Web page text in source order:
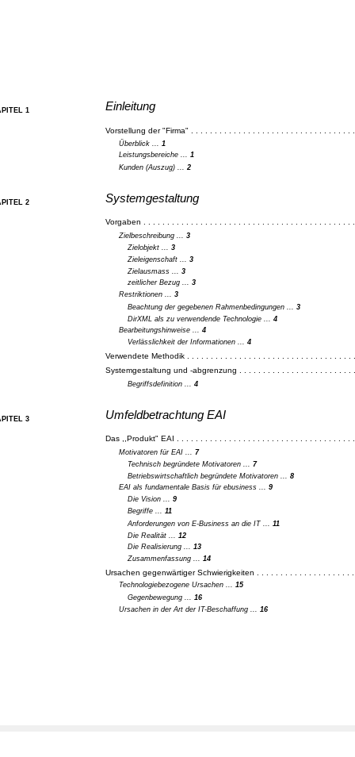
1 Einleitung
Vorstellung der "Firma" . . . . . . . . . . . . . . . . . . . . . . . . . . . . . . . . . .
Überblick ... 1
Leistungsbereiche ...1
Kunden (Auszug) ...2
2 Systemgestaltung
Vorgaben . . . . . . . . . . . . . . . . . . . . . . . . . . . . . . . . . . . . . . . . . . . .
Zielbeschreibung ...3
Zielobjekt ... 3
Zieleigenschaft ... 3
Zielausmass ... 3
zeitlicher Bezug ... 3
Restriktionen ...3
Beachtung der gegebenen Rahmenbedingungen ... 3
DirXML als zu verwendende Technologie ... 4
Bearbeitungshinweise ...4
Verlässlichkeit der Informationen ... 4
Verwendete Methodik . . . . . . . . . . . . . . . . . . . . . . . . . . . . . . . . . .
Systemgestaltung und -abgrenzung . . . . . . . . . . . . . . . . . . . . . . .
Begriffsdefinition ... 4
3 Umfeldbetrachtung EAI
Das ,,Produkt" EAI . . . . . . . . . . . . . . . . . . . . . . . . . . . . . . . . . . . . .
Motivatoren für EAI ...7
Technisch begründete Motivatoren ... 7
Betriebswirtschaftlich begründete Motivatoren ... 8
EAI als fundamentale Basis für ebusiness ...9
Die Vision ... 9
Begriffe ...
11
Anforderungen von E-Business an die IT ...
11
Die Realität ...
12
Die Realisierung ... 13
Zusammenfassung ... 14
Ursachen gegenwärtiger Schwierigkeiten . . . . . . . . . . . . . . . . . . . .
Technologiebezogene Ursachen ...15
Gegenbewegung ... 16
Ursachen in der Art der IT-Beschaffung ... 16